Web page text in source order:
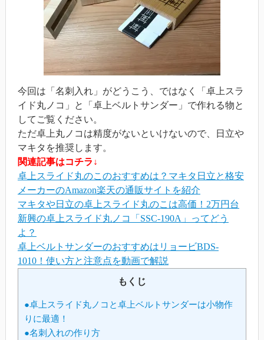
今回は「名刺入れ」がどうこう、ではなく「卓上スラ
イド丸ノコ」と「卓上ベルトサンダー」で作れる物と
してご覧ください。
ただ卓上丸ノコは精度がないといけないので、日立や
マキタを推奨します。
関連記事はコチラ↓
卓上スライド丸のこのおすすめは？マキタ日立と格安
メーカーのAmazon楽天の通販サイトを紹介
マキタや日立の卓上スライド丸のこは高価！2万円台
新興の卓上スライド丸ノコ「SSC-190A」ってどう
よ？
卓上ベルトサンダーのおすすめはリョービBDS-
1010！使い方と注意点を動画で解説
もくじ
●卓上スライド丸ノコと卓上ベルトサンダーは小物作
りに最適！
●名刺入れの作り方